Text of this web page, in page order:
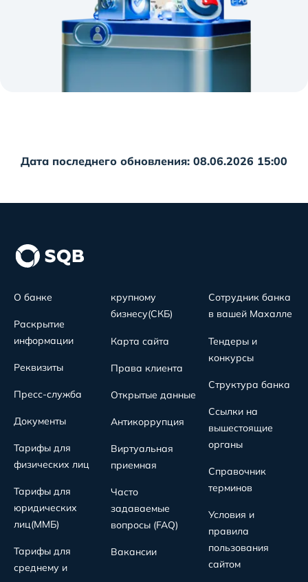
Дата последнего обновления: 08.06.2026 15:00
О банке
Раскрытие
информации
Реквизиты
Пресс-служба
Документы
Тарифы для
физических лиц
Тарифы для
юридических
лиц(MMБ)
Тарифы для
среднему и
крупному
бизнесу(СКБ)
Карта сайта
Права клиента
Открытые данные
Антикоррупция
Виртуальная
приемная
Часто
задаваемые
вопросы (FAQ)
Вакансии
Сотрудник банка
в вашей Махалле
Тендеры и
конкурсы
Структура банка
Ссылки на
вышестоящие
органы
Справочник
терминов
Условия и
правила
пользования
сайтом